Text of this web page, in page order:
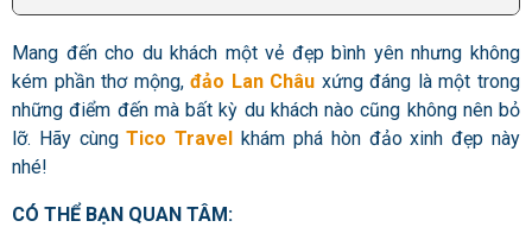
Mang đến cho du khách một vẻ đẹp bình yên nhưng không
kém phần thơ mộng, đảo Lan Châu xứng đáng là một trong
những điểm đến mà bất kỳ du khách nào cũng không nên bỏ
lỡ. Hãy cùngTico Travel khám phá hòn đảo xinh đẹp này
nhé!
CÓ THỂ BẠN QUAN TÂM: